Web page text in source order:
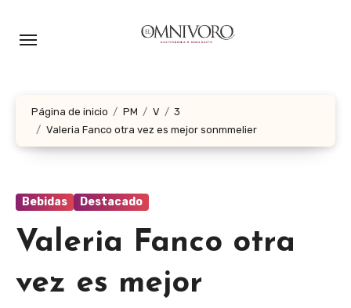
Página de inicio PM V
3
Valeria Fanco otra vez es mejor sonmmelier
Bebidas Destacado
Valeria Fanco otra
vez es mejor